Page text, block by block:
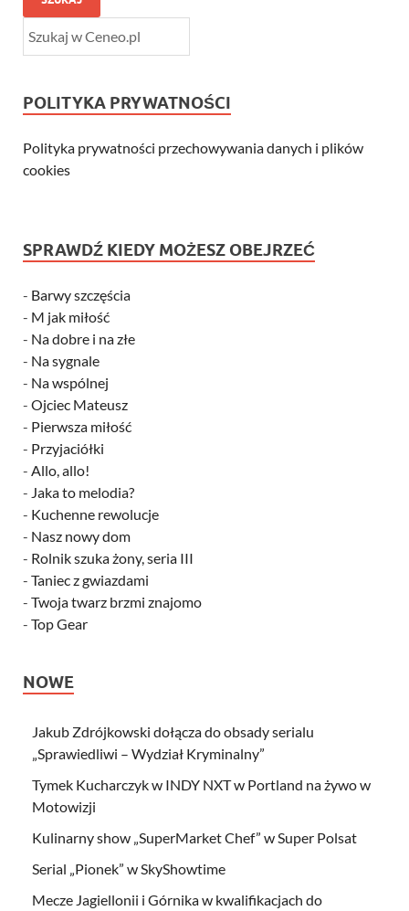
POLITYKA PRYWATNOŚCI
Polityka prywatności przechowywania danych i plików
cookies
SPRAWDŹ KIEDY MOŻESZ OBEJRZEĆ
- Barwy szczęścia
- M jak miłość
- Na dobre i na złe
- Na sygnale
- Na wspólnej
- Ojciec Mateusz
- Pierwsza miłość
- Przyjaciółki
- Allo, allo!
- Jaka to melodia?
- Kuchenne rewolucje
- Nasz nowy dom
- Rolnik szuka żony, seria III
- Taniec z gwiazdami
- Twoja twarz brzmi znajomo
- Top Gear
NOWE
Jakub Zdrójkowski dołącza do obsady serialu
„Sprawiedliwi – Wydział Kryminalny”
Tymek Kucharczyk w INDY NXT w Portland na żywo w
Motowizji
Kulinarny show „SuperMarket Chef” w Super Polsat
Serial „Pionek” w SkyShowtime
Mecze Jagiellonii i Górnika w kwalifikacjach do